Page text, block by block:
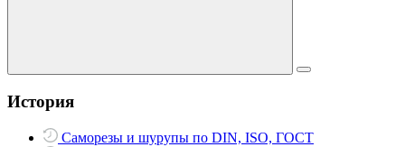
История
Саморезы и шурупы по DIN, ISO, ГОСТ